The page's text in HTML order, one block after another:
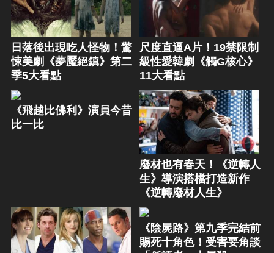
日落後出現吃人怪物！驚
悚美劇《夢魘絕鎮》第二
季5大看點
尺度直逼A片！19禁限制
級性愛韓劇《觸G核心》
11大看點
《飛越比佛利》演員今昔
比一比
廢材也有春天！《逆轉人
生》導演搭檔打造新作
《逆轉廢材人生》
《陰屍路》第九季完結前
賜死十角色！受害要角談